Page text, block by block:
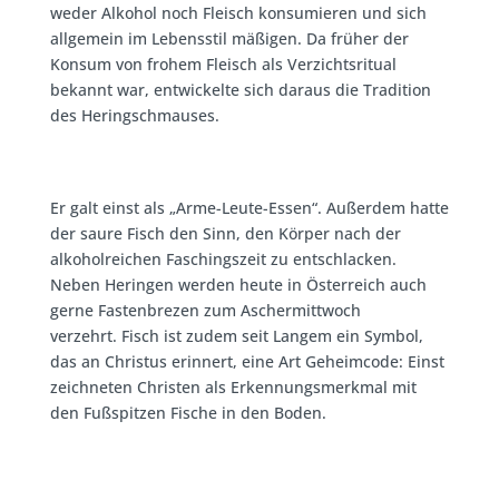
weder Alkohol noch Fleisch konsumieren und sich
allgemein im Lebensstil mäßigen. Da früher der
Konsum von frohem Fleisch als Verzichtsritual
bekannt war, entwickelte sich daraus die Tradition
des Heringschmauses.
Er galt einst als „Arme-Leute-Essen“. Außerdem hatte
der saure Fisch den Sinn, den Körper nach der
alkoholreichen Faschingszeit zu entschlacken.
Neben Heringen werden heute in Österreich auch
gerne Fastenbrezen zum Aschermittwoch
verzehrt. Fisch ist zudem seit Langem ein Symbol,
das an Christus erinnert, eine Art Geheimcode: Einst
zeichneten Christen als Erkennungsmerkmal mit
den Fußspitzen Fische in den Boden.